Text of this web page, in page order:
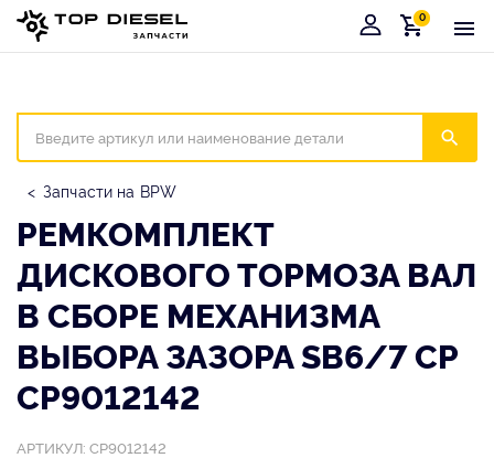
Корзина
0
Запчасти на BPW
РЕМКОМПЛЕКТ
ДИCКОВОГО ТОРМОЗА ВАЛ
В СБОРЕ МЕХАНИЗМА
ВЫБОРА ЗАЗОРА SB6/7 CP
CP9012142
АРТИКУЛ: CP9012142